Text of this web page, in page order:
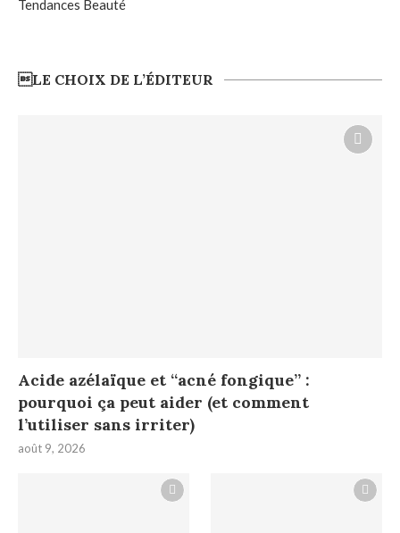
Tendances Beauté
LE CHOIX DE L’ÉDITEUR
Acide azélaïque et “acné fongique” :
pourquoi ça peut aider (et comment
l’utiliser sans irriter)
août 9, 2026